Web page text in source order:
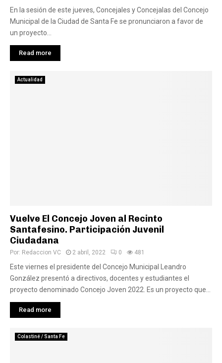
En la sesión de este jueves, Concejales y Concejalas del Concejo
Municipal de la Ciudad de Santa Fe se pronunciaron a favor de
un proyecto...
Read more
Actualidad
Vuelve El Concejo Joven al Recinto
Santafesino. Participación Juvenil
Ciudadana
Por: Redaccion VC 2 abril, 2022 0 481
Este viernes el presidente del Concejo Municipal Leandro
González presentó a directivos, docentes y estudiantes el
proyecto denominado Concejo Joven 2022. Es un proyecto que...
Read more
Colastiné / Santa Fe